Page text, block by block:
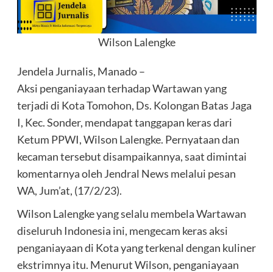
Wilson Lalengke
Jendela Jurnalis, Manado –
Aksi penganiayaan terhadap Wartawan yang
terjadi di Kota Tomohon, Ds. Kolongan Batas Jaga
I, Kec. Sonder, mendapat tanggapan keras dari
Ketum PPWI, Wilson Lalengke. Pernyataan dan
kecaman tersebut disampaikannya, saat dimintai
komentarnya oleh Jendral News melalui pesan
WA, Jum’at, (17/2/23).
Wilson Lalengke yang selalu membela Wartawan
diseluruh Indonesia ini, mengecam keras aksi
penganiayaan di Kota yang terkenal dengan kuliner
ekstrimnya itu. Menurut Wilson, penganiayaan